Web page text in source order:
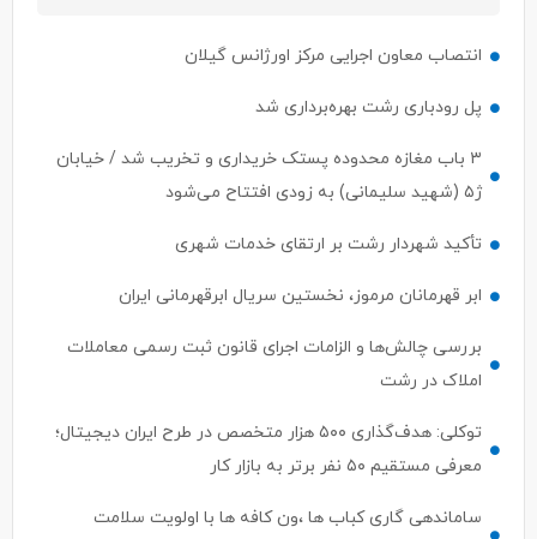
انتصاب معاون اجرایی مرکز اورژانس گیلان
پل رودباری رشت بهره‌برداری شد
۳ باب مغازه محدوده پستک خریداری و تخریب شد / خیابان
ژ۵ (شهید سلیمانی) به زودی افتتاح می‌شود
تأکید شهردار رشت بر ارتقای خدمات شهری
ابر قهرمانان مرموز، نخستین سریال ابرقهرمانی ایران
بررسی چالش‌ها و الزامات اجرای قانون ثبت رسمی معاملات
املاک در رشت
توکلی: هدف‌گذاری ۵۰۰ هزار متخصص در طرح ایران دیجیتال؛
معرفی مستقیم ۵۰ نفر برتر به بازار کار
ساماندهی گاری کباب ها ،ون کافه ها با اولویت سلامت